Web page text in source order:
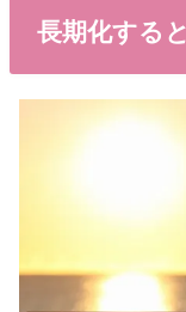
長期化する